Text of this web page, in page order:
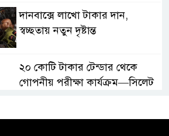
দানবাক্সে লাখো টাকার দান,
স্বচ্ছতায় নতুন দৃষ্টান্ত
২০ কোটি টাকার টেন্ডার থেকে
গোপনীয় পরীক্ষা কার্যক্রম—সিলেট